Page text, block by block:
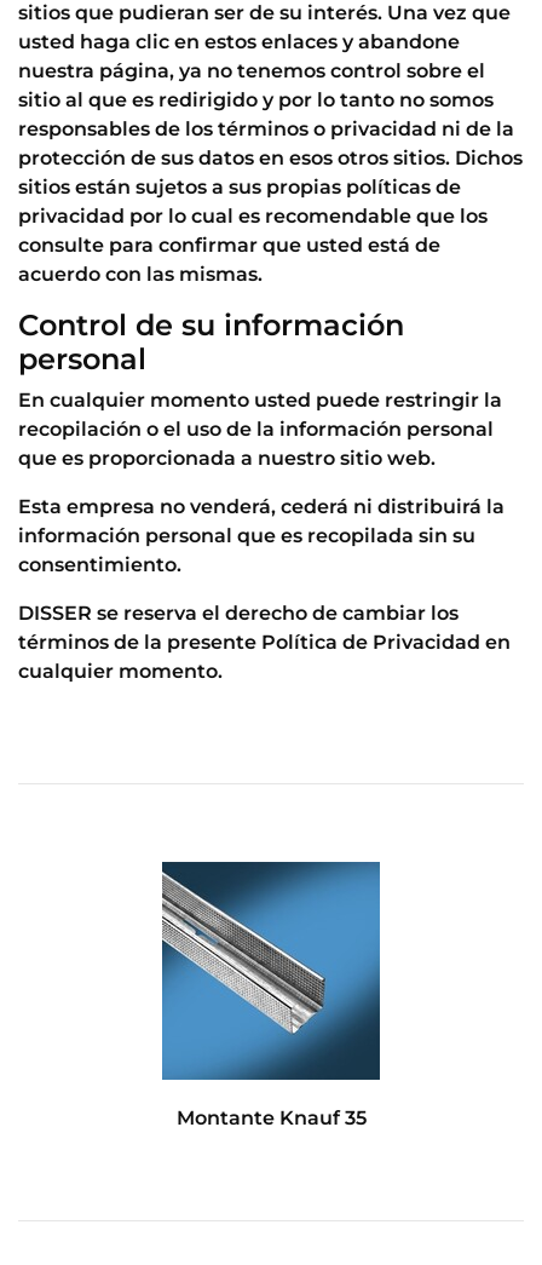
sitios que pudieran ser de su interés. Una vez que
usted haga clic en estos enlaces y abandone
nuestra página, ya no tenemos control sobre el
sitio al que es redirigido y por lo tanto no somos
responsables de los términos o privacidad ni de la
protección de sus datos en esos otros sitios. Dichos
sitios están sujetos a sus propias políticas de
privacidad por lo cual es recomendable que los
consulte para confirmar que usted está de
acuerdo con las mismas.
Control de su información
personal
En cualquier momento usted puede restringir la
recopilación o el uso de la información personal
que es proporcionada a nuestro sitio web.
Esta empresa no venderá, cederá ni distribuirá la
información personal que es recopilada sin su
consentimiento.
DISSER se reserva el derecho de cambiar los
términos de la presente Política de Privacidad en
cualquier momento.
Montante Knauf 35